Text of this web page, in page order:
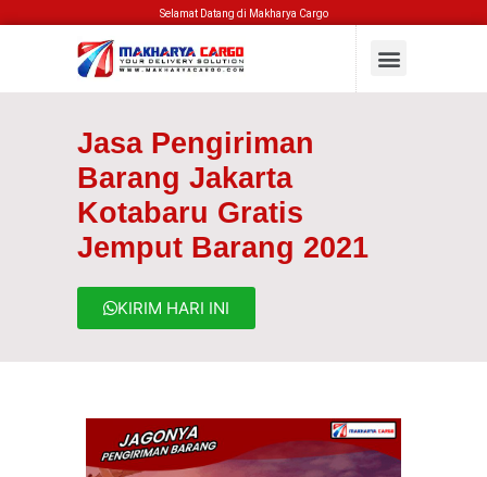
Selamat Datang di Makharya Cargo
Jasa Pengiriman
Barang Jakarta
Kotabaru Gratis
Jemput Barang 2021
KIRIM HARI INI